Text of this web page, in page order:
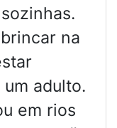
na
adulto.
em rios